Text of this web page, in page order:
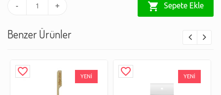
- + shopping_cart Sepete Ekle
Benzer Ürünler
favorite_border YENİ favorite_border YENİ